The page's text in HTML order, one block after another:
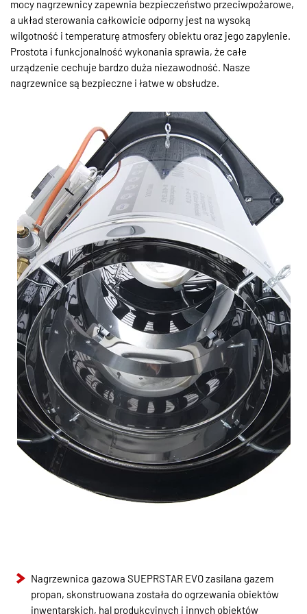
mocy nagrzewnicy zapewnia bezpieczeństwo przeciwpożarowe,
a układ sterowania całkowicie odporny jest na wysoką
wilgotność i temperaturę atmosfery obiektu oraz jego zapylenie.
Prostota i funkcjonalność wykonania sprawia, że całe
urządzenie cechuje bardzo duża niezawodność. Nasze
nagrzewnice są bezpieczne i łatwe w obsłudze.
Nagrzewnica gazowa SUEPRSTAR EVO zasilana gazem
propan, skonstruowana została do ogrzewania obiektów
inwentarskich, hal produkcyjnych i innych obiektów